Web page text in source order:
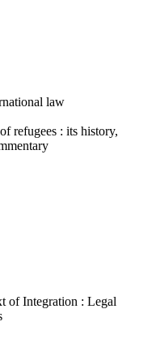
law
refugees : its history,
of Integration : Legal